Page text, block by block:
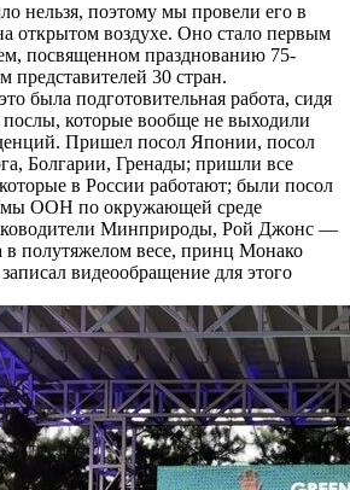
нельзя, поэтому мы провели его в
открытом воздухе. Оно стало первым
посвященном празднованию 75-
представителей 30 стран.
была подготовительная работа, сидя
которые вообще не выходили
Пришел посол Японии, посол
Болгарии, Гренады; пришли все
в России работают; были посол
ООН по окружающей среде
Минприроды, Рой Джонс —
в полутяжелом весе, принц Монако
видеообращение для этого